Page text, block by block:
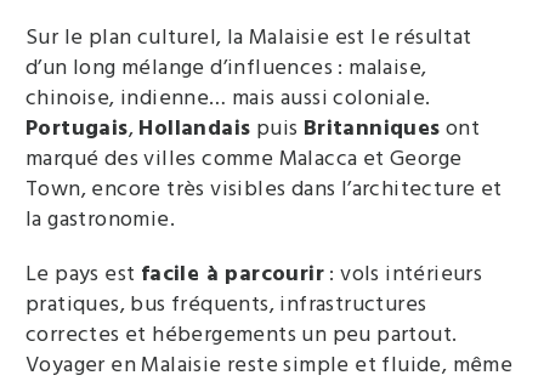
Sur le plan culturel, la Malaisie est le résultat
d’un long mélange d’influences : malaise,
chinoise, indienne… mais aussi coloniale.
Portugais, Hollandais puis Britanniques ont
marqué des villes comme Malacca et George
Town, encore très visibles dans l’architecture et
la gastronomie.
Le pays est facile à parcourir : vols intérieurs
pratiques, bus fréquents, infrastructures
correctes et hébergements un peu partout.
Voyager en Malaisie reste simple et fluide, même